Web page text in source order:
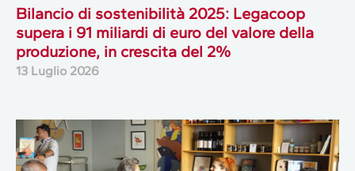
Bilancio di sostenibilità 2025: Legacoop
supera i 91 miliardi di euro del valore della
produzione, in crescita del 2%
13 Luglio 2026